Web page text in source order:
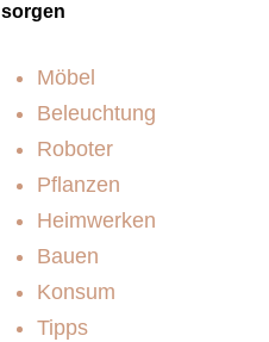
sorgen
Möbel
Beleuchtung
Roboter
Pflanzen
Heimwerken
Bauen
Konsum
Tipps